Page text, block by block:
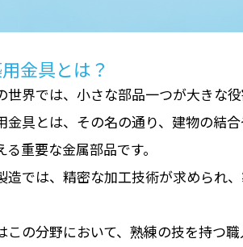
金具とは？
世界では、小さな部品一つが大きな役
金具とは、その名の通り、建物の結
る重要な金属部品です。
造では、精密な加工技術が求められ
この分野において、熟練の技を持つ